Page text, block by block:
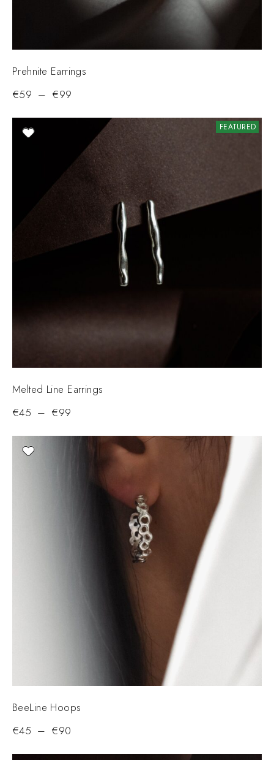
Prehnite Earrings
€59 – €99
FEATURED
Melted Line Earrings
€45 – €99
BeeLine Hoops
€45 – €90